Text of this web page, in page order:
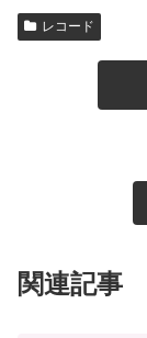
レコード
関連記事